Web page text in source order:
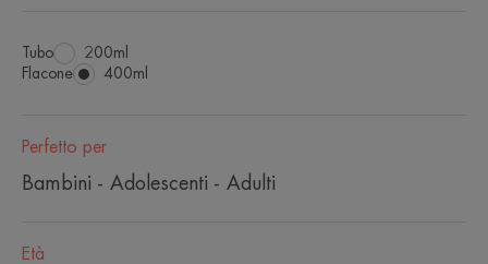
Tubo Tubo
200ml
Flacone
Flacone
400ml
Perfetto per
Bambini - Adolescenti - Adulti
Età